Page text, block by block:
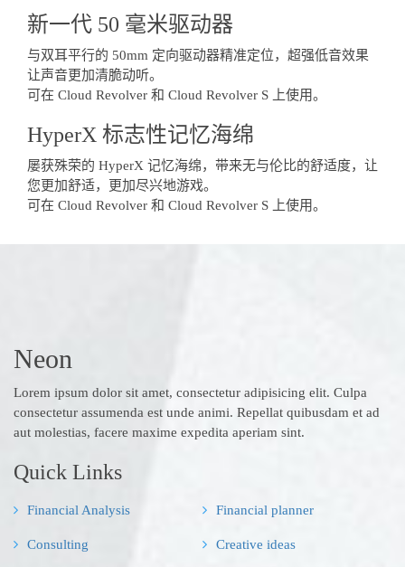
新一代 50 毫米驱动器
与双耳平行的 50mm 定向驱动器精准定位，超强低音效果
让声音更加清脆动听。
可在 Cloud Revolver 和 Cloud Revolver S 上使用。
HyperX 标志性记忆海绵
屡获殊荣的 HyperX 记忆海绵，带来无与伦比的舒适度，让
您更加舒适，更加尽兴地游戏。
可在 Cloud Revolver 和 Cloud Revolver S 上使用。
Neon
Lorem ipsum dolor sit amet, consectetur adipisicing elit. Culpa
consectetur assumenda est unde animi. Repellat quibusdam et ad
aut molestias, facere maxime expedita aperiam sint.
Quick Links
Financial Analysis Financial planner
Consulting Creative ideas